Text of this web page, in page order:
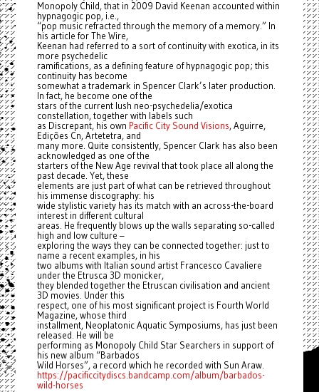
Monopoly Child, that in 2009 David Keenan accounted within
hypnagogic pop, i.e.,
“pop music refracted through the memory of a memory.” In
his article for The Wire,
Keenan had referred to a sort of continuity with exotica, in its
more psychedelic
ramifications, as a defining feature of hypnagogic pop; this
continuity has become
somewhat a trademark in Spencer Clark’s later production.
In fact, he become one of the
stars of the current lush neo-psychedelia/exotica
constellation, together with labels such
as Discrepant, his own Pacific City Sound Visions, Aguirre,
Edições Cn, Artetetra, and
many more. Quite consistently, Spencer Clark has also been
acknowledged as one of the
starters of the New Age revival that took place all along the
past decade. Yet, these
elements are just part of what can be retrieved throughout
his immense discography: his
wide stylistic variety has its match with an across-the-board
interest in different cultural
areas. He frequently blows up the walls separating so-called
high and low culture –
exploring the ways they can be connected together: just to
name a recent examples, in his
two albums with Italian sound artist Francesco Cavaliere
under the Etrusca 3D monicker,
they blended together the Etruscan civilisation and ancient
3D movies. Under this
respect, one of his most significant project is Fourth World
Magazine, whose third
installment, Neoplatonic Aquatic Symposiums, has just been
released. He will be
performing as Monopoly Child Star Searchers in support of
his new album “Barbados
Wild Horses”, a record which he recorded with Sun Araw.
https://pacificcitydiscs.bandcamp.com/album/barbados-
wild-horses